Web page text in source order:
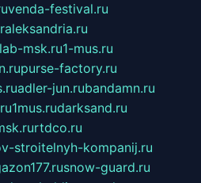
venda-festival.ru
msk.ru1-mus.ru
purse-factory.ru
adler-jun.rubandamn.ru
1mus.rudarksand.ru
rtdco.ru
stroitelnyh-kompanij.ru
snow-guard.ru